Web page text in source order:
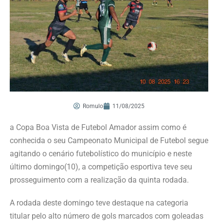
Romulo 11/08/2025
a Copa Boa Vista de Futebol Amador assim como é
conhecida o seu Campeonato Municipal de Futebol segue
agitando o cenário futebolístico do município e neste
último domingo(10), a competição esportiva teve seu
prosseguimento com a realização da quinta rodada.
A rodada deste domingo teve destaque na categoria
titular pelo alto número de gols marcados com goleadas